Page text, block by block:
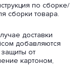
по сборке/
сборки товара.
доставки
добавляются
от
картоном,